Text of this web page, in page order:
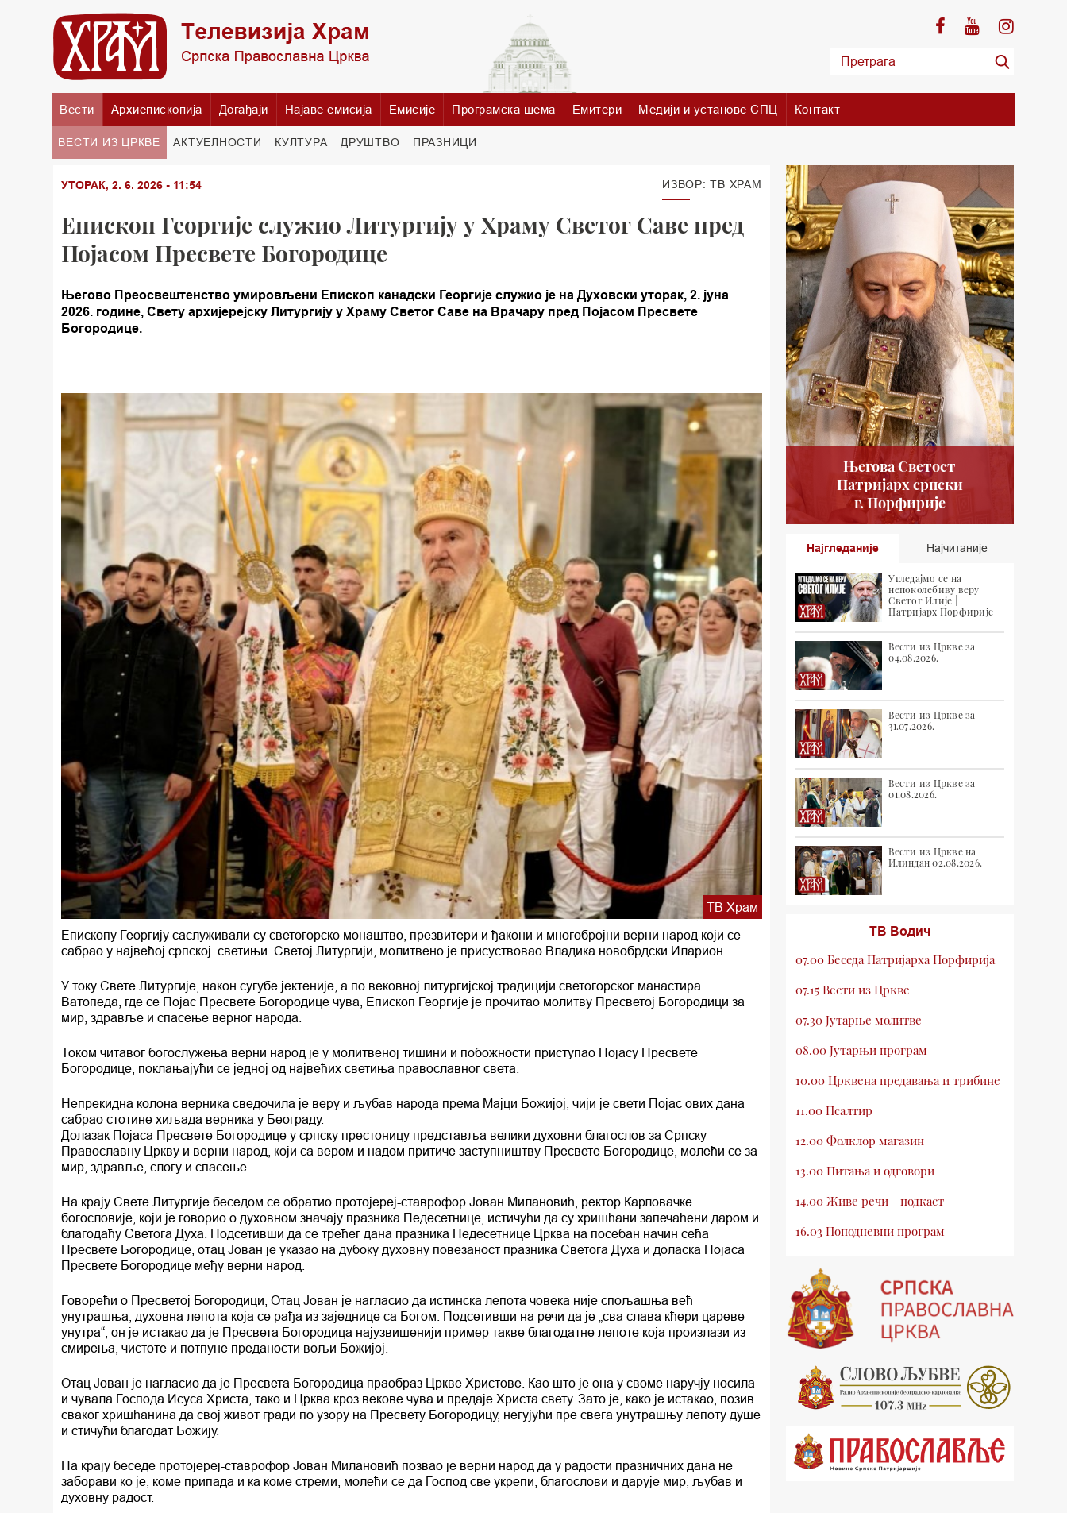
Вести Архиепископија Догађаји Најаве емисија Емисије Програмска шема Емитери Медији и установе СПЦ Контакт
ВЕСТИ ИЗ ЦРКВЕ АКТУЕЛНОСТИ КУЛТУРА ДРУШТВО ПРАЗНИЦИ
УТОРАК, 2. 6. 2026 - 11:54 ИЗВОР: TВ ХРАМ
Епископ Георгије служио Литургију у Храму Светог Саве пред
Појасом Пресвете Богородице
Његово Преосвештенство умировљени Епископ канадски Георгије служио је на Духовски уторак, 2. јуна
2026. године, Свету архијерејску Литургију у Храму Светог Саве на Врачару пред Појасом Пресвете
Богородице.
ТВ Храм
Епископу Георгију саслуживали су светогорско монаштво, презвитери и ђакони и многобројни верни народ који се
сабрао у највећој српској светињи. Светој Литургији, молитвено је присуствовао Владика новобрдски Иларион.
У току Свете Литургије, након сугубе јектеније, а по вековној литургијској традицији светогорског манастира
Ватопеда, где се Појас Пресвете Богородице чува, Епископ Георгије је прочитао молитву Пресветој Богородици за
мир, здравље и спасење верног народа.
Током читавог богослужења верни народ је у молитвеној тишини и побожности приступао Појасу Пресвете
Богородице, поклањајући се једној од највећих светиња православног света.
Непрекидна колона верника сведочила је веру и љубав народа према Мајци Божијој, чији је свети Појас ових дана
сабрао стотине хиљада верника у Београду.
Долазак Појаса Пресвете Богородице у српску престоницу представља велики духовни благослов за Српску
Православну Цркву и верни народ, који са вером и надом притиче заступништву Пресвете Богородице, молећи се за
мир, здравље, слогу и спасење.
На крају Свете Литургије беседом се обратио протојереј-ставрофор Јован Милановић, ректор Карловачке
богословије, који је говорио о духовном значају празника Педесетнице, истичући да су хришћани запечаћени даром и
благодаћу Светога Духа. Подсетивши да се трећег дана празника Педесетнице Црква на посебан начин сећа
Пресвете Богородице, отац Јован је указао на дубоку духовну повезаност празника Светога Духа и доласка Појаса
Пресвете Богородице међу верни народ.
Говорећи о Пресветој Богородици, Отац Јован је нагласио да истинска лепота човека није спољашња већ
унутрашња, духовна лепота која се рађа из заједнице са Богом. Подсетивши на речи да је „сва слава кћери цареве
унутра“, он је истакао да је Пресвета Богородица најузвишенији пример такве благодатне лепоте која произлази из
смирења, чистоте и потпуне преданости вољи Божијој.
Отац Јован је нагласио да је Пресвета Богородица праобраз Цркве Христове. Као што је она у своме наручју носила
и чувала Господа Исуса Христа, тако и Црква кроз векове чува и предаје Христа свету. Зато је, како је истакао, позив
сваког хришћанина да свој живот гради по узору на Пресвету Богородицу, негујући пре свега унутрашњу лепоту душе
и стичући благодат Божију.
На крају беседе протојереј-ставрофор Јован Милановић позвао је верни народ да у радости празничних дана не
заборави ко је, коме припада и ка коме стреми, молећи се да Господ све укрепи, благослови и дарује мир, љубав и
духовну радост.
Његова Светост
Патријарх српски
г. Порфирије
Најгледаније Најчитаније
Угледајмо се на
непоколебиву веру
Светог Илије |
Патријарх Порфирије
Вести из Цркве за
04.08.2026.
Вести из Цркве за
31.07.2026.
Вести из Цркве за
01.08.2026.
Вести из Цркве на
Илиндан 02.08.2026.
ТВ Водич
07.00 Беседа Патријарха Порфирија
07.15 Вести из Цркве
07.30 Јутарње молитве
08.00 Јутарњи програм
10.00 Црквена предавања и трибине
11.00 Псалтир
12.00 Фолклор магазин
13.00 Питања и одговори
14.00 Живе речи - подкаст
16.03 Поподневни програм
19.03 Млади у Цркви
19.30 Вечерње молитве
20.00 Вести из Цркве
20.15 Реч архијереја
20.30 Хроника Архиепископије
21.03 Врлинослов
22.03 Црквена предавања и трибине